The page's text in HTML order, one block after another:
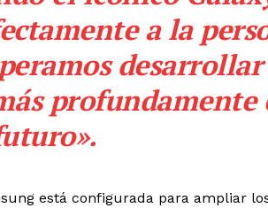
a la
desarrollar
profundamente
está configurada para ampliar